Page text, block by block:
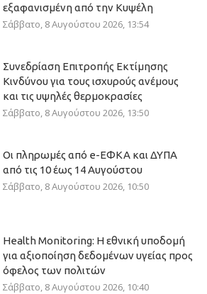
εξαφανισμένη από την Κυψέλη
Σάββατο, 8 Αυγούστου 2026, 13:54
Συνεδρίαση Επιτροπής Εκτίμησης
Κινδύνου για τους ισχυρούς ανέμους
και τις υψηλές θερμοκρασίες
Σάββατο, 8 Αυγούστου 2026, 13:50
Οι πληρωμές από e-ΕΦΚΑ και ΔΥΠΑ
από τις 10 έως 14 Αυγούστου
Σάββατο, 8 Αυγούστου 2026, 10:50
Health Monitoring: Η εθνική υποδομή
για αξιοποίηση δεδομένων υγείας προς
όφελος των πολιτών
Σάββατο, 8 Αυγούστου 2026, 10:40